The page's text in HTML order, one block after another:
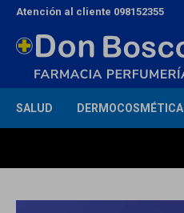
SALUD DERMOCOSMÉTICA
Atención al cliente 098152355